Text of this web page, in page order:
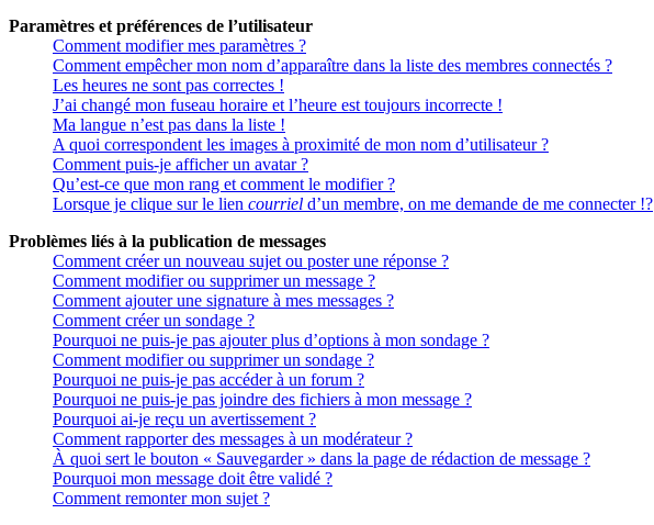
Paramètres et préférences de l’utilisateur
Comment modifier mes paramètres ?
Comment empêcher mon nom d’apparaître dans la liste des membres connectés ?
Les heures ne sont pas correctes !
J’ai changé mon fuseau horaire et l’heure est toujours incorrecte !
Ma langue n’est pas dans la liste !
A quoi correspondent les images à proximité de mon nom d’utilisateur ?
Comment puis-je afficher un avatar ?
Qu’est-ce que mon rang et comment le modifier ?
Lorsque je clique sur le lien courriel d’un membre, on me demande de me connecter !?
Problèmes liés à la publication de messages
Comment créer un nouveau sujet ou poster une réponse ?
Comment modifier ou supprimer un message ?
Comment ajouter une signature à mes messages ?
Comment créer un sondage ?
Pourquoi ne puis-je pas ajouter plus d’options à mon sondage ?
Comment modifier ou supprimer un sondage ?
Pourquoi ne puis-je pas accéder à un forum ?
Pourquoi ne puis-je pas joindre des fichiers à mon message ?
Pourquoi ai-je reçu un avertissement ?
Comment rapporter des messages à un modérateur ?
À quoi sert le bouton « Sauvegarder » dans la page de rédaction de message ?
Pourquoi mon message doit être validé ?
Comment remonter mon sujet ?